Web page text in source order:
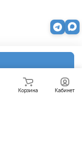
Корзина Кабинет